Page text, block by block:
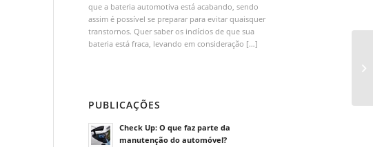
que a bateria automotiva está acabando, sendo
assim é possível se preparar para evitar quaisquer
transtornos. Quer saber os indícios de que sua
bateria está fraca, levando em consideração […]
PUBLICAÇÕES
Check Up: O que faz parte da
manutenção do automóvel?